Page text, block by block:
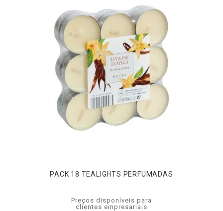
PACK 18 TEALIGHTS PERFUMADAS
Preços disponíveis para
clientes empresariais